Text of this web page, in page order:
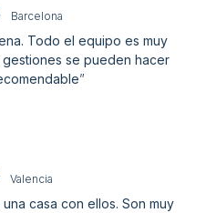
Barcelona
Todo el equipo es muy
se pueden hacer
”
Valencia
casa con ellos. Son muy